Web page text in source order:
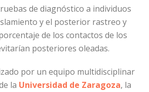
de diagnóstico a individuos
y el posterior rastreo y
de los contactos de los
posteriores oleadas.
por un equipo multidisciplinar
la Universidad de Zaragoza, la